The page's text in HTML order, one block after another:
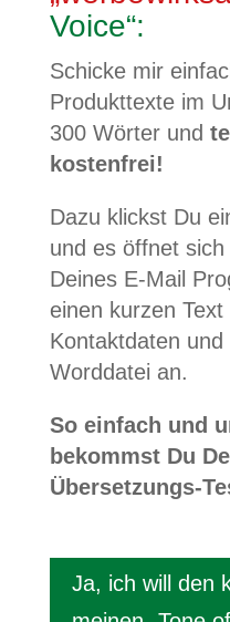
Voice“:
Schicke mir
Produkttexte im
300 Wörter und
kostenfrei!
Dazu klickst Du
und es öffnet
Deines E-Mail
einen kurzen
Kontaktdaten
Worddatei an.
So einfach und
bekommst Du
Übersetzungs-
Ja, ich will den